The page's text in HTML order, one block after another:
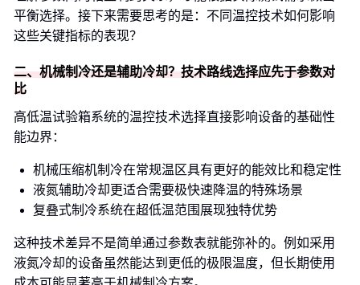
平衡选择。接下来需要思考的是：不同温控技术如何影响
这些关键指标的表现？
二、机械制冷还是辅助冷却？技术路线选择应先于参数对
比
高低温试验箱系统的温控技术选择直接影响设备的基础性
能边界：
机械压缩机制冷在常规温区具有更好的能效比和稳定性
液氮辅助冷却更适合需要极快速降温的特殊场景
复叠式制冷系统在超低温范围展现独特优势
这种技术差异不是简单通过参数表就能弥补的。例如采用
液氮冷却的设备虽然能达到更低的极限温度，但长期使用